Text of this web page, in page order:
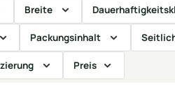
Breite
Packungsinhalt
Preis